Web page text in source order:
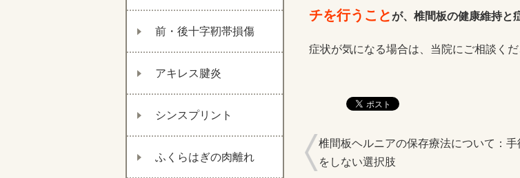
前・後十字靭帯損傷
アキレス腱炎
シンスプリント
ふくらはぎの肉離れ
チを行うことが、椎間板の健康維持と
症状が気になる場合は、当院にご相談くだ
椎間板ヘルニアの保存療法について：手
をしない選択肢